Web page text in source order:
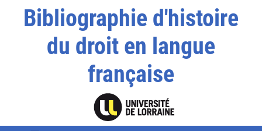
Bibliographie d'histoire
du droit en langue
française